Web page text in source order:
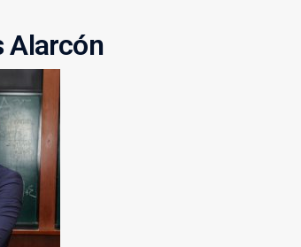
Alarcón